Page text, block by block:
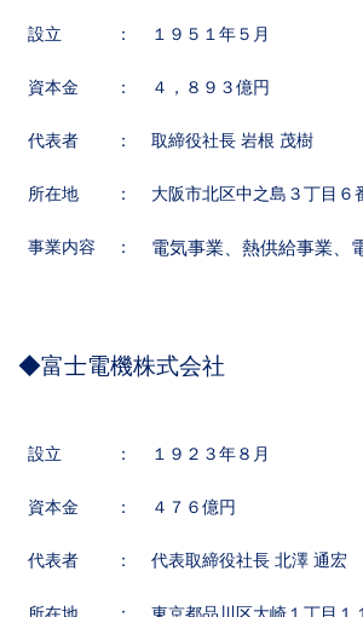
設立 ： １９５１年５月
資本金 ： ４，８９３億円
代表者 ： 取締役社長 岩根 茂樹
所在地 ： 大阪市北区中之島３丁目６
事業内容 ： 電気事業、熱供給事業、
◆富士電機株式会社
設立 ： １９２３年８月
資本金 ： ４７６億円
代表者 ： 代表取締役社長 北澤 通宏
所在地 ： 東京都品川区大崎１丁目１